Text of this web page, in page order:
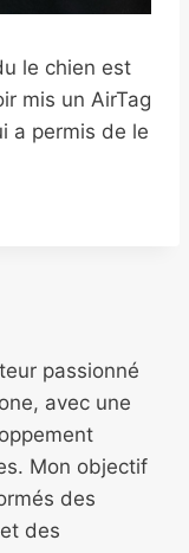
le chien est
mis un AirTag
a permis de le
passionné
avec une
Mon objectif
des
des